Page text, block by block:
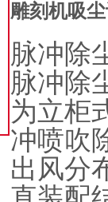
雕刻机吸
脉冲除
脉冲除
为立柜
冲喷吹
出风分